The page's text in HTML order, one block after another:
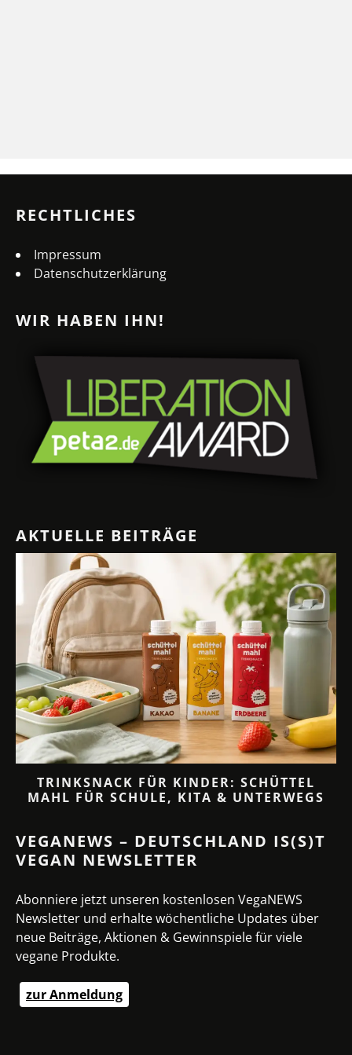
RECHTLICHES
Impressum
Datenschutzerklärung
WIR HABEN IHN!
AKTUELLE BEITRÄGE
TRINKSNACK FÜR KINDER: SCHÜTTEL
MAHL FÜR SCHULE, KITA & UNTERWEGS
VEGANEWS – DEUTSCHLAND IS(S)T
VEGAN NEWSLETTER
Abonniere jetzt unseren kostenlosen VegaNEWS
Newsletter und erhalte wöchentliche Updates über
neue Beiträge, Aktionen & Gewinnspiele für viele
vegane Produkte.
zur Anmeldung